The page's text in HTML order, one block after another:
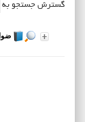
گسترش جستجو به